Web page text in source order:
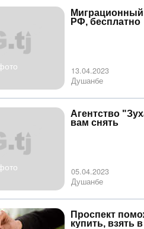
РФ, бесплатно
13.04.2023
Душанбе
Агентство
вам снять
05.04.2023
Душанбе
Проспект
купить, взять